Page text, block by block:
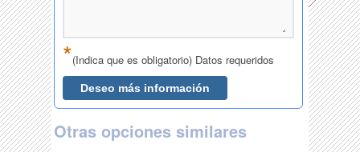
Otras opciones similares